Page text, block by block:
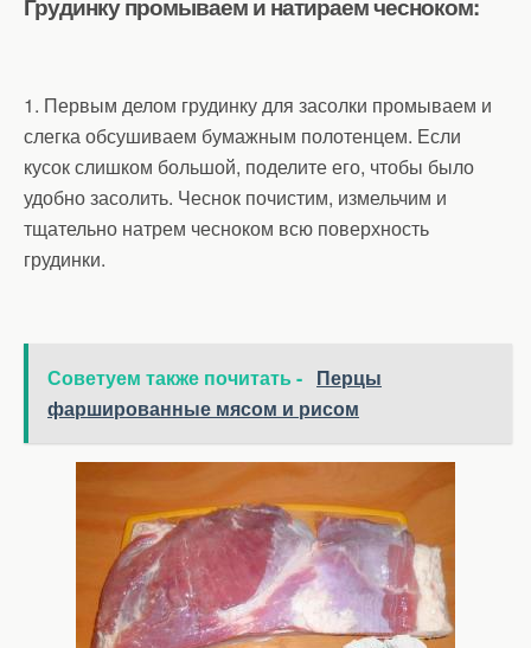
Грудинку промываем и натираем чесноком:
1. Первым делом грудинку для засолки промываем и
слегка обсушиваем бумажным полотенцем. Если
кусок слишком большой, поделите его, чтобы было
удобно засолить. Чеснок почистим, измельчим и
тщательно натрем чесноком всю поверхность
грудинки.
Советуем также почитать - Перцы
фаршированные мясом и рисом